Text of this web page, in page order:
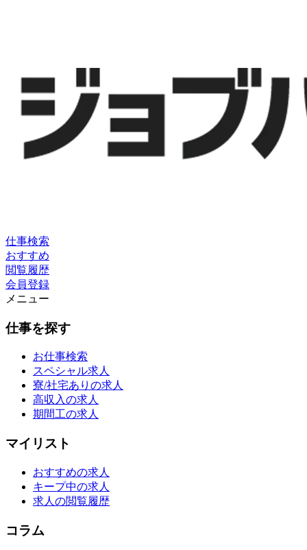
仕事検索
おすすめ
閲覧履歴
会員登録
メニュー
仕事を探す
お仕事検索
スペシャル求人
寮/社宅ありの求人
高収入の求人
期間工の求人
マイリスト
おすすめの求人
キープ中の求人
求人の閲覧履歴
コラム